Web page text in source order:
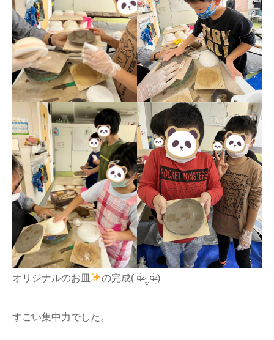
オリジナルのお皿 の完成( ¤̴̶̷̤́ ‧̫̮ ¤̴̶̷̤̀ )
すごい集中力でした。